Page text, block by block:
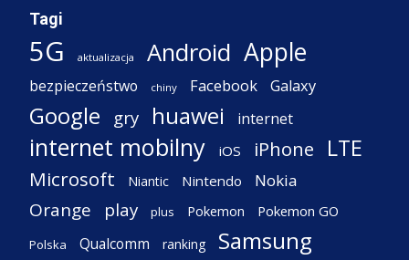
Tagi
5G aktualizacja Android Apple
bezpieczeństwo chiny Facebook Galaxy
Google gry huawei internet
internet mobilny iOS iPhone LTE
Microsoft Niantic Nintendo Nokia
Orange play plus Pokemon Pokemon GO
Polska Qualcomm ranking Samsung